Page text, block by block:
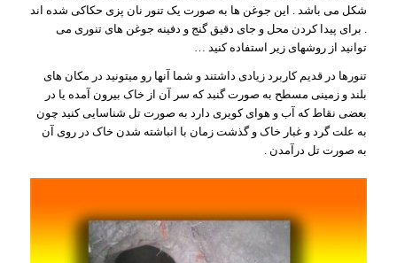
شکل می باشد . این جوغن ها به صورت یک تنور نان پزی حکاکی شده اند
. برای پیدا کردن محل و جای دقیق گنج و دفینه جوغن های تنوری می
توانید از روشهای زیر استفاده کنید …
تنورها در قدیم کاربرد زیادی داشتند و شما آنها رو میتونید در مکان های
بلند و زمینی مسطح به صورت گنبد که سر آن از خاک بیرون آمده یا در
بعضی نقاط که آب و هوای کویری دارد به صورت تل شناسایی کنید چون
به علت گرد و غبار خاک و گذشت زمان با انباشته شدن خاک در روی آن
به صورت تل درآمدن .